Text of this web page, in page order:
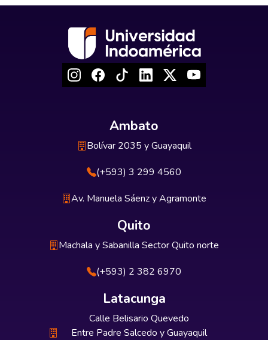
Ambato
Bolívar 2035 y Guayaquil
(+593) 3 299 4560
Av. Manuela Sáenz y Agramonte
Quito
Machala y Sabanilla Sector Quito norte
(+593) 2 382 6970
Latacunga
Calle Belisario Quevedo
Entre Padre Salcedo y Guayaquil